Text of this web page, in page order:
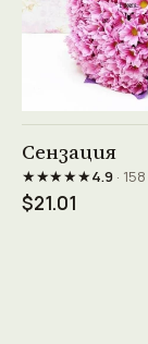
Сензация
★★★★★4.9· 158
$21.01